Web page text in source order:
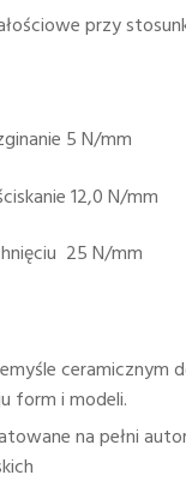
przy
5 N/mm
12,0 N/mm
25 N/mm
ceramicznym
form i modeli.
na pełni